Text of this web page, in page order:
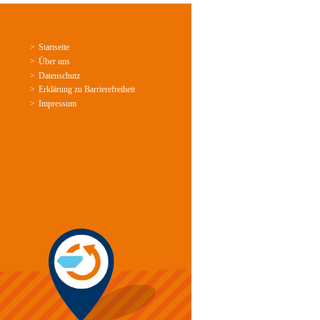
Startseite
Über uns
Datenschutz
Erklärung zu Barrierefreiheit
Impressum